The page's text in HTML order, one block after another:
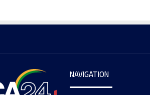
NAVIGATION